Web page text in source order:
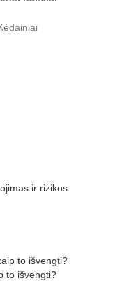
ir rizikos
to išvengti?